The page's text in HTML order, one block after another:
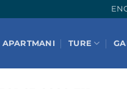
APARTMANI TURE